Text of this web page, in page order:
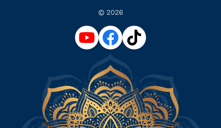
© 2026